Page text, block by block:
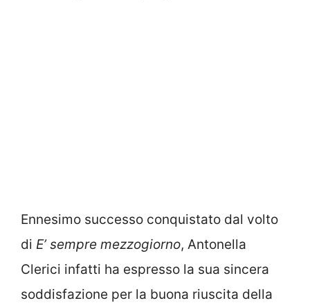
Ennesimo successo conquistato dal volto
di E’ sempre mezzogiorno, Antonella
Clerici infatti ha espresso la sua sincera
soddisfazione per la buona riuscita della